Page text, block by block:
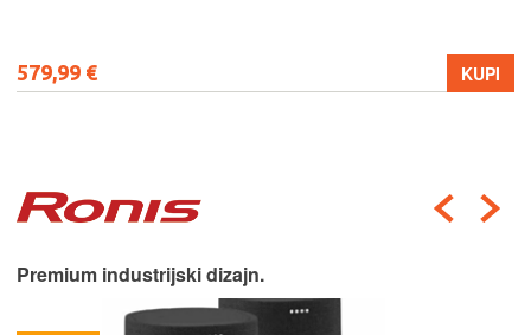
579,99 € KUPI
Premium industrijski dizajn.